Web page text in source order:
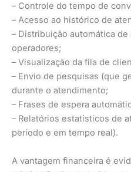
– Controle do tempo de
– Acesso ao histórico de
– Distribuição automática
operadores;
– Visualização da fila de
– Envio de pesquisas (que
durante o atendimento;
– Frases de espera
– Relatórios estatísticos de
período e em tempo real).
A vantagem financeira é